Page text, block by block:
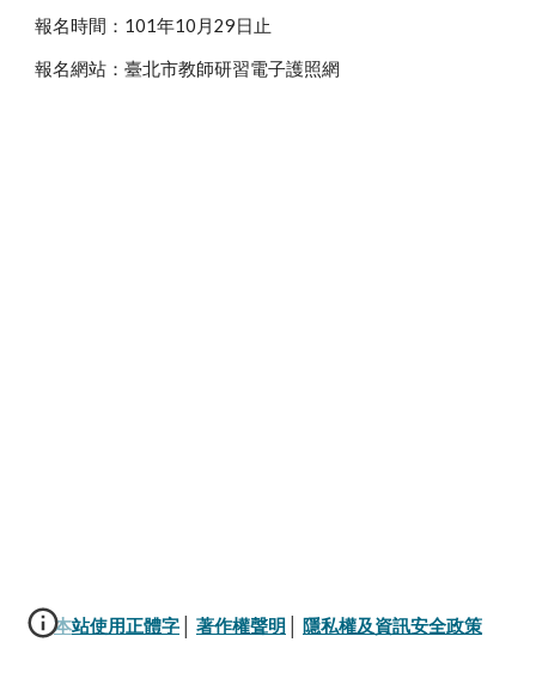
報名時間：101年10月29日止
報名網站：臺北市教師研習電子護照網
本站使用正體字 著作權聲明 隱私權及資訊安全政策